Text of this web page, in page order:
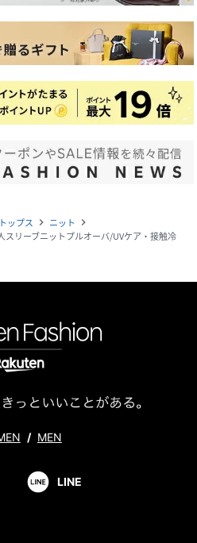
トップス navigate_next ニット navigate_next
スリーブニットプルオーバ/UVケア・接触冷
/ MEN
LINE